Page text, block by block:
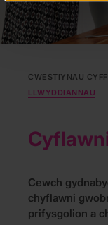
CWESTIYNAU
LLWYDDIANNAU
Cewch
chyflawni
prifysgolion a